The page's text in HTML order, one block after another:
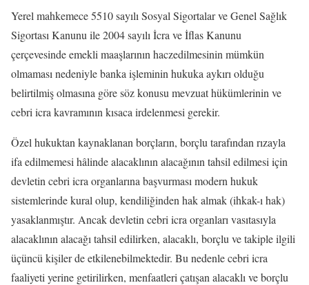
Yerel mahkemece 5510 sayılı Sosyal Sigortalar ve Genel Sağlık
Sigortası Kanunu ile 2004 sayılı İcra ve İflas Kanunu
çerçevesinde emekli maaşlarının haczedilmesinin mümkün
olmaması nedeniyle banka işleminin hukuka aykırı olduğu
belirtilmiş olmasına göre söz konusu mevzuat hükümlerinin ve
cebri icra kavramının kısaca irdelenmesi gerekir.
Özel hukuktan kaynaklanan borçların, borçlu tarafından rızayla
ifa edilmemesi hâlinde alacaklının alacağının tahsil edilmesi için
devletin cebri icra organlarına başvurması modern hukuk
sistemlerinde kural olup, kendiliğinden hak almak (ihkak-ı hak)
yasaklanmıştır. Ancak devletin cebri icra organları vasıtasıyla
alacaklının alacağı tahsil edilirken, alacaklı, borçlu ve takiple ilgili
üçüncü kişiler de etkilenebilmektedir. Bu nedenle cebri icra
faaliyeti yerine getirilirken, menfaatleri çatışan alacaklı ve borçlu